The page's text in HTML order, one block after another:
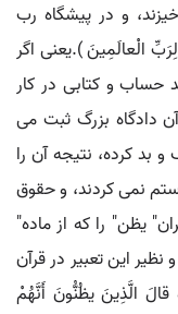
و در پیشگاه رب
الْعالَمِینَ ).یعنی اگر
حساب و کتابی در کار
دادگاه بزرگ ثبت می
بد کرده، نتیجه آن را
نمی کردند، و حقوق
یظن" را که از ماده"
این تعبیر در قرآن
آیه ۲۴۹ سوره بقره قالَ الَّذِینَ یظُنُّونَ أَنَّهُمْ